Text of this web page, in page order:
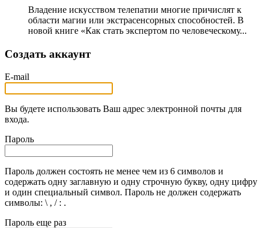
Владение искусством телепатии многие причислят к
области магии или экстрасенсорных способностей. В
новой книге «Как стать экспертом по человеческому...
Создать аккаунт
E-mail
Вы будете использовать Ваш адрес электронной почты для
входа.
Пароль
Пароль должен состоять не менее чем из 6 символов и
содержать одну заглавную и одну строчную букву, одну цифру
и один специальный символ. Пароль не должен содержать
символы: \ , / : .
Пароль еще раз